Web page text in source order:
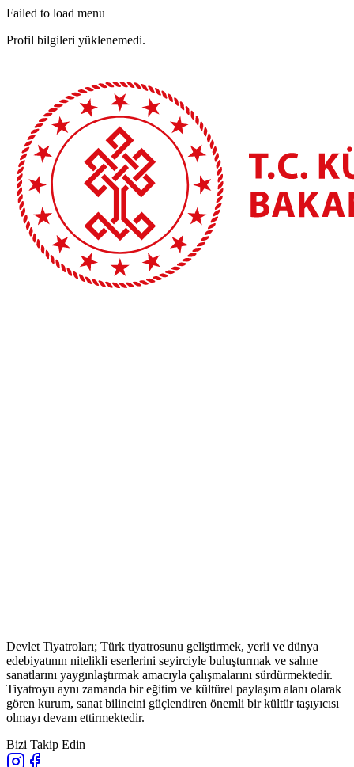
Failed to load menu
Profil bilgileri yüklenemedi.
Devlet Tiyatroları; Türk tiyatrosunu geliştirmek, yerli ve dünya
edebiyatının nitelikli eserlerini seyirciyle buluşturmak ve sahne
sanatlarını yaygınlaştırmak amacıyla çalışmalarını sürdürmektedir.
Tiyatroyu aynı zamanda bir eğitim ve kültürel paylaşım alanı olarak
gören kurum, sanat bilincini güçlendiren önemli bir kültür taşıyıcısı
olmayı devam ettirmektedir.
Bizi Takip Edin